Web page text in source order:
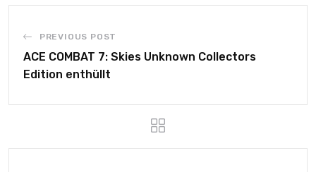
PREVIOUS POST
ACE COMBAT 7: Skies Unknown Collectors
Edition enthüllt